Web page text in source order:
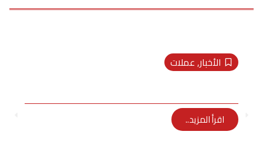
الأخبار,عملات
اسعار الذهب اليوم في مصر
اقرأ المزيد..